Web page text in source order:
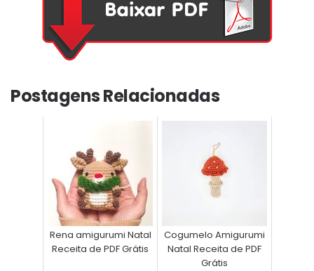
Postagens Relacionadas
Rena amigurumi Natal
Receita de PDF Grátis
Cogumelo Amigurumi
Natal Receita de PDF
Grátis